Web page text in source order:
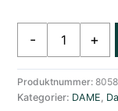
-
Løpesko
Terrengløpesko
+
Produktnummer:
Kategorier: DAME,